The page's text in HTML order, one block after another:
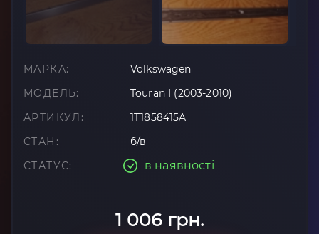
МАРКА:
Volkswagen
МОДЕЛЬ:
Touran I (2003-2010)
АРТИКУЛ:
1T1858415A
СТАН:
б/в
СТАТУС:
в наявності
1 006 грн.